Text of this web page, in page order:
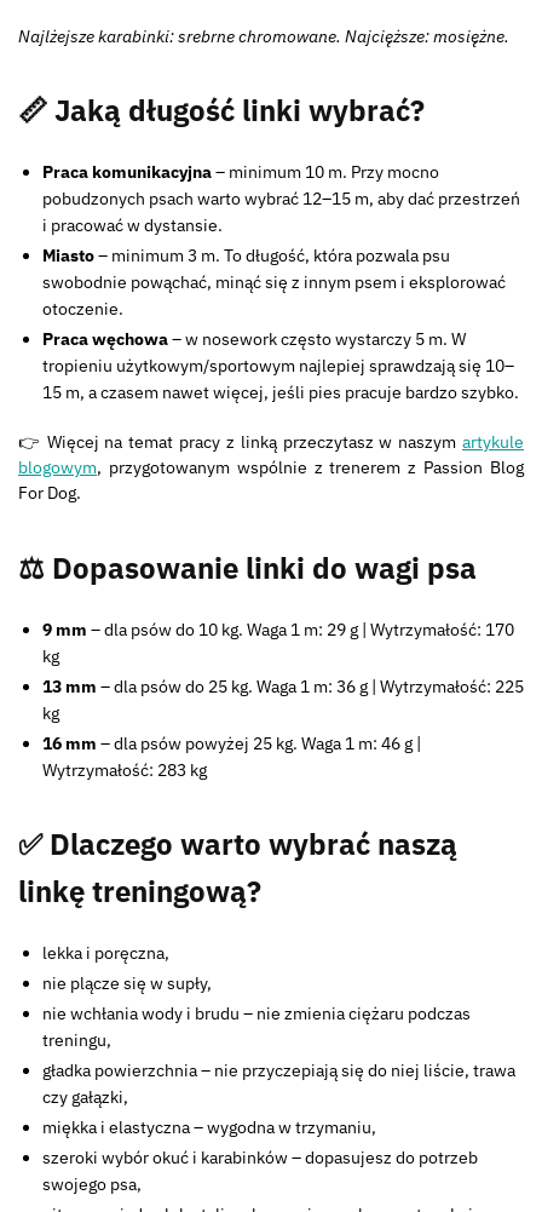
Najlżejsze karabinki: srebrne chromowane. Najcięższe: mosiężne.
📏 Jaką długość linki wybrać?
Praca komunikacyjna– minimum 10 m. Przy mocno
pobudzonych psach warto wybrać 12–15 m, aby dać przestrzeń
i pracować w dystansie.
Miasto– minimum 3 m. To długość, która pozwala psu
swobodnie powąchać, minąć się z innym psem i eksplorować
otoczenie.
Praca węchowa– w nosework często wystarczy 5 m. W
tropieniu użytkowym/sportowym najlepiej sprawdzają się 10–
15 m, a czasem nawet więcej, jeśli pies pracuje bardzo szybko.
👉 Więcej na temat pracy z linką przeczytasz w naszym artykule
blogowym, przygotowanym wspólnie z trenerem z Passion Blog
For Dog.
⚖️ Dopasowanie linki do wagi psa
9 mm – dla psów do 10 kg. Waga 1 m: 29 g | Wytrzymałość: 170
kg
13 mm – dla psów do 25 kg. Waga 1 m: 36 g | Wytrzymałość: 225
kg
16 mm – dla psów powyżej 25 kg. Waga 1 m: 46 g |
Wytrzymałość: 283 kg
✅ Dlaczego warto wybrać naszą
linkę treningową?
lekka i poręczna,
nie plącze się w supły,
nie wchłania wody i brudu – nie zmienia ciężaru podczas
treningu,
gładka powierzchnia – nie przyczepiają się do niej liście, trawa
czy gałązki,
miękka i elastyczna – wygodna w trzymaniu,
szeroki wybór okuć i karabinków – dopasujesz do potrzeb
swojego psa,